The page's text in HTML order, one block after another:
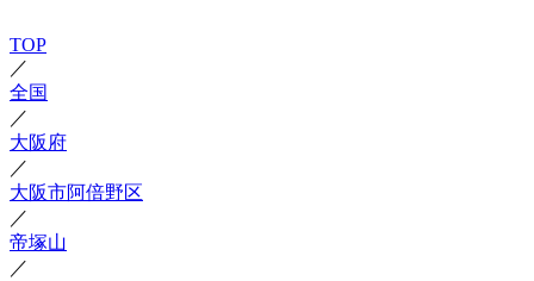
TOP
／
全国
／
大阪府
／
大阪市阿倍野区
／
帝塚山
／